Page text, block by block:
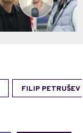
FILIP PETRUŠEV